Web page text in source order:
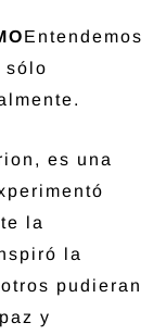
Entendemos
sólo
es una
la
la
pudieran
y